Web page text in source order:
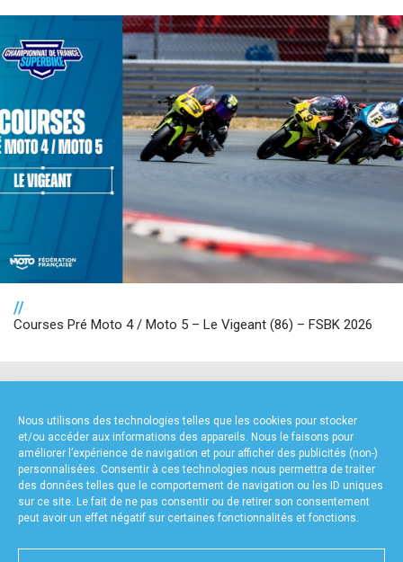
Nous utilisons des technologies telles que les cookies pour stocker
et/ou accéder aux informations des appareils. Nous le faisons pour
améliorer l’expérience de navigation et pour afficher des publicités (non-)
personnalisées. Consentir à ces technologies nous permettra de traiter
des données telles que le comportement de navigation ou les ID uniques
sur ce site. Le fait de ne pas consentir ou de retirer son consentement
peut avoir un effet négatif sur certaines fonctionnalités et fonctions.
//
Courses Pré Moto 4 / Moto 5 – Le Vigeant (86) – FSBK 2026